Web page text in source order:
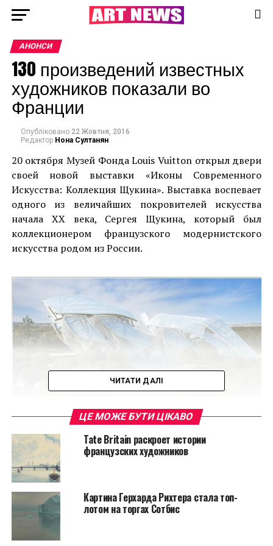
АНОНСИ
130 произведений известных
художников показали во
Франции
Опубліковано 22 Жовтня, 2016
Редактор Нона Султанян
20 октября Музей Фонда Louis Vuitton открыл двери
своей новой выставки «Иконы Современного
Искусства: Коллекция Щукина». Выставка воспевает
одного из величайших покровителей искусства
начала ХХ века, Сергея Щукина, который был
коллекционером французского модернистского
искусства родом из России.
На выставке представлены 130 знаменательных
произведений импрессионистов, пост-
импрессионистов и модерн художников с
коллекции Щукина. Особое внимание уделяется
картинам Моне, Сезанна, Гогена, Руссо, Матисса,
Дерена и Пикассо. Кроме того, можно будет
насладиться работами Дега, Ренуара, Ван
ЧИТАТИ ДАЛІ
ЦЕ МОЖЕ БУТИ ЦІКАВО
Tate Britain раскроет истории
французских художников
Картина Герхарда Рихтера стала топ-
лотом на торгах Сотбис